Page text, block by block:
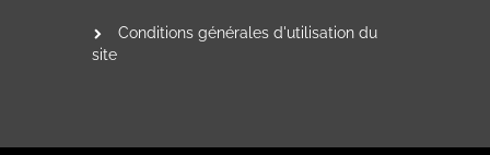
Conditions générales d'utilisation du
site